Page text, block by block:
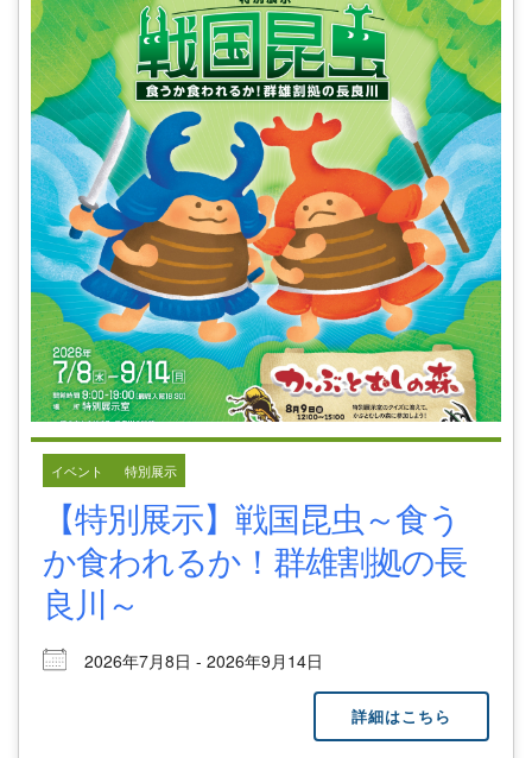
イベント 特別展示
【特別展示】戦国昆虫～食う
か食われるか！群雄割拠の長
良川～
2026年7月8日 - 2026年9月14日
詳細はこちら